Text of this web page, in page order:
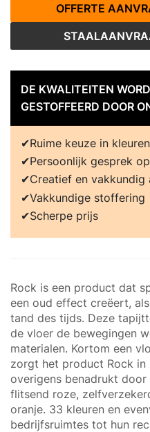
OFFERTE
DE KWALITEITEN
GESTOFFEERD DOOR
Ruime keuze in
Persoonlijk gesprek
Creatief en vakkundig
Vakkundige stoffering
Scherpe prijs
Rock is een product dat
een oud effect creëert,
tand des tijds. Deze
de vloer de bewegingen
materialen. Kortom een
zorgt het product Rock
overigens benadrukt door
flitsend roze,
oranje. 33 kleuren en
bedrijfsruimtes tot hun